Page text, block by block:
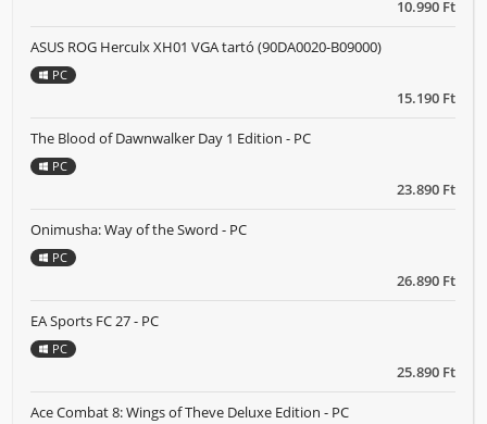
10.990 Ft
15.190 Ft
ASUS ROG Herculx XH01 VGA tartó (90DA0020-B09000)
PC
23.890 Ft
The Blood of Dawnwalker Day 1 Edition - PC
PC
26.890 Ft
Onimusha: Way of the Sword - PC
PC
25.890 Ft
EA Sports FC 27 - PC
PC
Ace Combat 8: Wings of Theve Deluxe Edition - PC